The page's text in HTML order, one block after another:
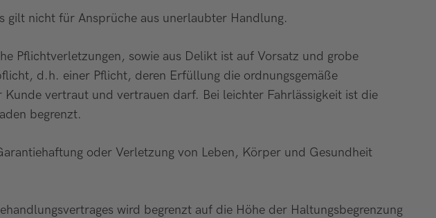
gilt nicht für Ansprüche aus unerlaubter Handlung.
Pflichtverletzungen, sowie aus Delikt ist auf Vorsatz und grobe
d.h. einer Pflicht, deren Erfüllung die ordnungsgemäße
vertraut und vertrauen darf. Bei leichter Fahrlässigkeit ist die
begrenzt.
oder Verletzung von Leben, Körper und Gesundheit
wird begrenzt auf die Höhe der Haltungsbegrenzung